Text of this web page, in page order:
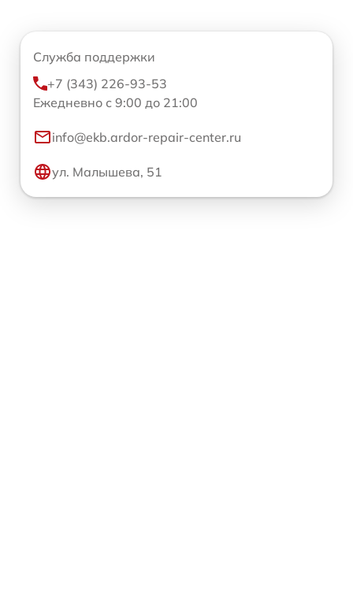
Служба поддержки
+7 (343) 226-93-53
Ежедневно с 9:00 до 21:00
info@ekb.ardor-repair-center.ru
ул. Малышева, 51